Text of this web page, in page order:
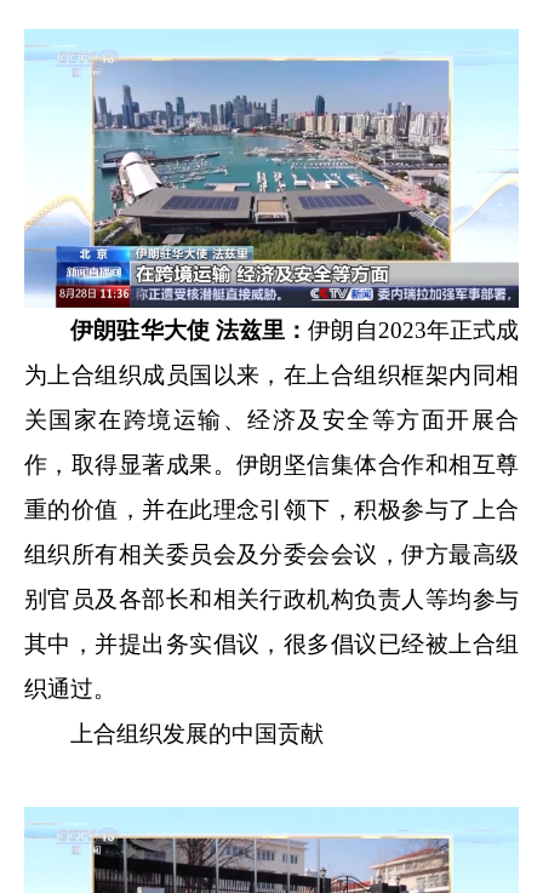
伊朗驻华大使 法兹里：伊朗自2023年正式成
为上合组织成员国以来，在上合组织框架内同相
关国家在跨境运输、经济及安全等方面开展合
作，取得显著成果。伊朗坚信集体合作和相互尊
重的价值，并在此理念引领下，积极参与了上合
组织所有相关委员会及分委会会议，伊方最高级
别官员及各部长和相关行政机构负责人等均参与
其中，并提出务实倡议，很多倡议已经被上合组
织通过。
上合组织发展的中国贡献